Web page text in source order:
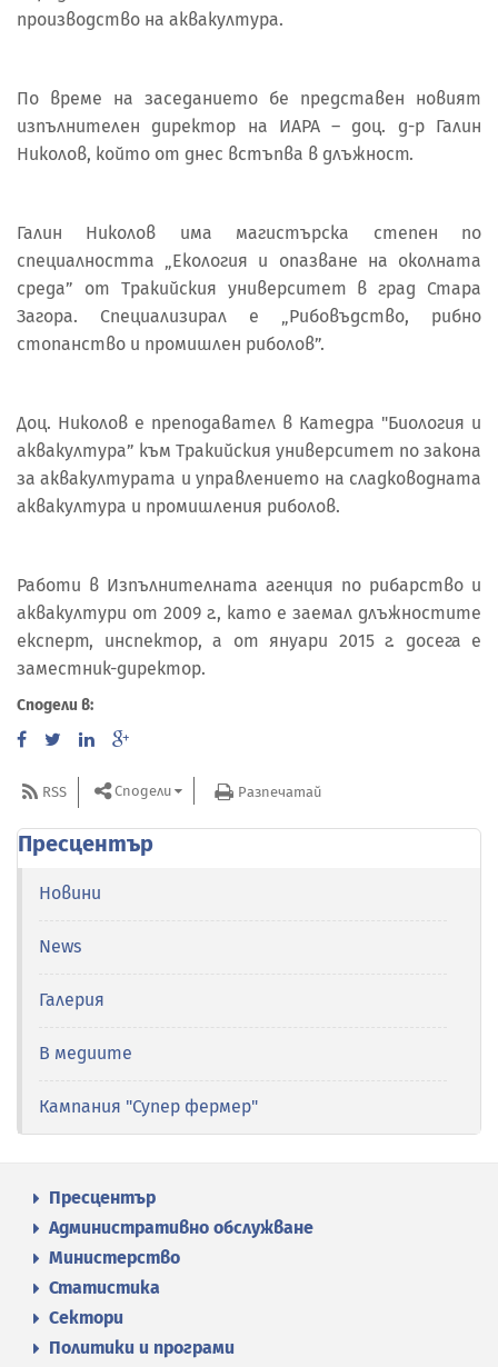
производство на аквакултура.
По време на заседанието бе представен новият
изпълнителен директор на ИАРА – доц. д-р Галин
Николов, който от днес встъпва в длъжност.
Галин Николов има магистърска степен по
специалността „Екология и опазване на околната
среда” от Тракийския университет в град Стара
Загора. Специализирал е „Рибовъдство, рибно
стопанство и промишлен риболов”.
Доц. Николов е преподавател в Катедра "Биология и
аквакултура” към Тракийския университет по закона
за аквакултурата и управлението на сладководната
аквакултура и промишления риболов.
Работи в Изпълнителната агенция по рибарство и
аквакултури от 2009 г., като е заемал длъжностите
експерт, инспектор, а от януари 2015 г. досега е
заместник-директор.
Сподели в:
RSS Сподели Разпечатай
Пресцентър
Новини
News
Галерия
В медиите
Кампания "Супер фермер"
Пресцентър
Административно обслужване
Министерство
Статистика
Сектори
Политики и програми